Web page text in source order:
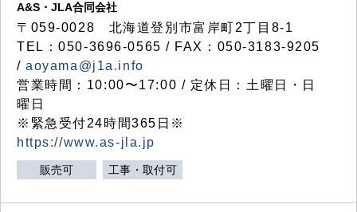
A&S・JLA合同会社
〒 059-0028 北海道登別市富岸町2丁目 8-1
TEL：050-3696-0565 / FAX：050-3183-9205
/aoyama@j1a.info
営業時間：10:00〜17:00 / 定休日：土曜日・日
曜日
※緊急受付24時間365日※
https://www.as-jla.jp
販売可 工事・取付可